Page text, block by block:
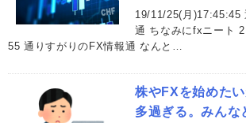
19/11/25(月)17:45:45
通 ちなみにfxニート
55 通りすがりのFX情報通 なんと…
株やFXを始めた
多過ぎる。みんな